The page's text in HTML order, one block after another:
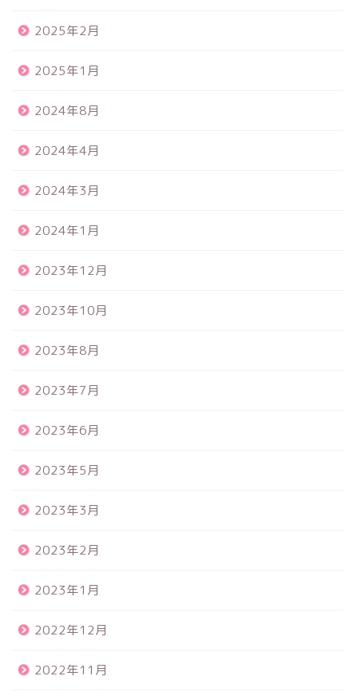
2025年2月
2025年1月
2024年8月
2024年4月
2024年3月
2024年1月
2023年12月
2023年10月
2023年8月
2023年7月
2023年6月
2023年5月
2023年3月
2023年2月
2023年1月
2022年12月
2022年11月